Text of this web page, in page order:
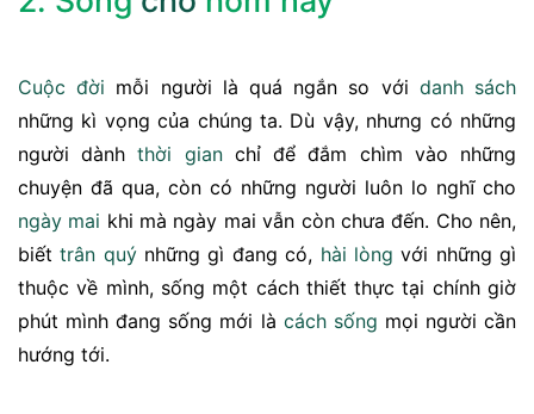
Cuộc đời mỗi người là quá ngắn so với danh sách
những kì vọng của chúng ta. Dù vậy, nhưng có những
người dànhthời gianchỉ để đắm chìm vào những
chuyện đã qua, còn có những người luôn lo nghĩ cho
ngày mai khi mà ngày mai vẫn còn chưa đến. Cho nên,
biếttrân quýnhững gì đang có, hài lòng với những gì
thuộc về mình, sống một cách thiết thực tại chính giờ
phút mình đang sống mới là cách sống mọi người cần
hướng tới.